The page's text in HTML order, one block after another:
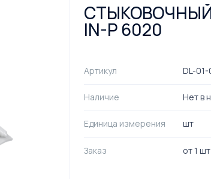
IN-P 6020
Артикул DL-01-
Наличие Нет в
Единица измерения шт
Заказ от1 шт